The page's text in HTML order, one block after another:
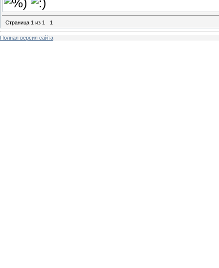
Страница 1 из 1 1
Полная версия сайта